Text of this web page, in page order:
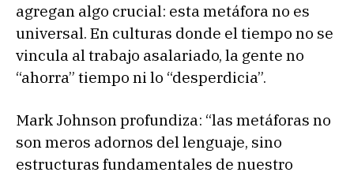
agregan algo crucial: esta metáfora no es
universal. En culturas donde el tiempo no se
vincula al trabajo asalariado, la gente no
“ahorra” tiempo ni lo “desperdicia”.
Mark Johnson profundiza: “las metáforas no
son meros adornos del lenguaje, sino
estructuras fundamentales de nuestro